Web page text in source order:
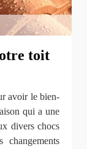
toit
avoir le bien-
qui a une
divers chocs
changements